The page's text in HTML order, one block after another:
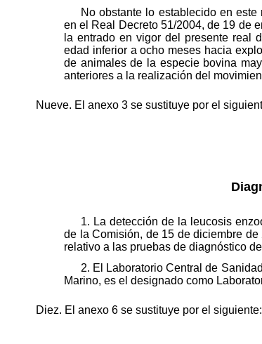
No obstante lo establecido en
en el Real Decreto 51/2004, de 19 de
la entrado en vigor del presente real
edad inferior a ocho meses hacia
de animales de la especie bovina
anteriores a la realización del
Nueve. El anexo 3 se sustituye por el
1. La detección de la leucosis
de la Comisión, de 15 de diciembre
relativo a las pruebas de diagnóstico
2. El Laboratorio Central de
Marino, es el designado como
Diez. El anexo 6 se sustituye por el siguiente: